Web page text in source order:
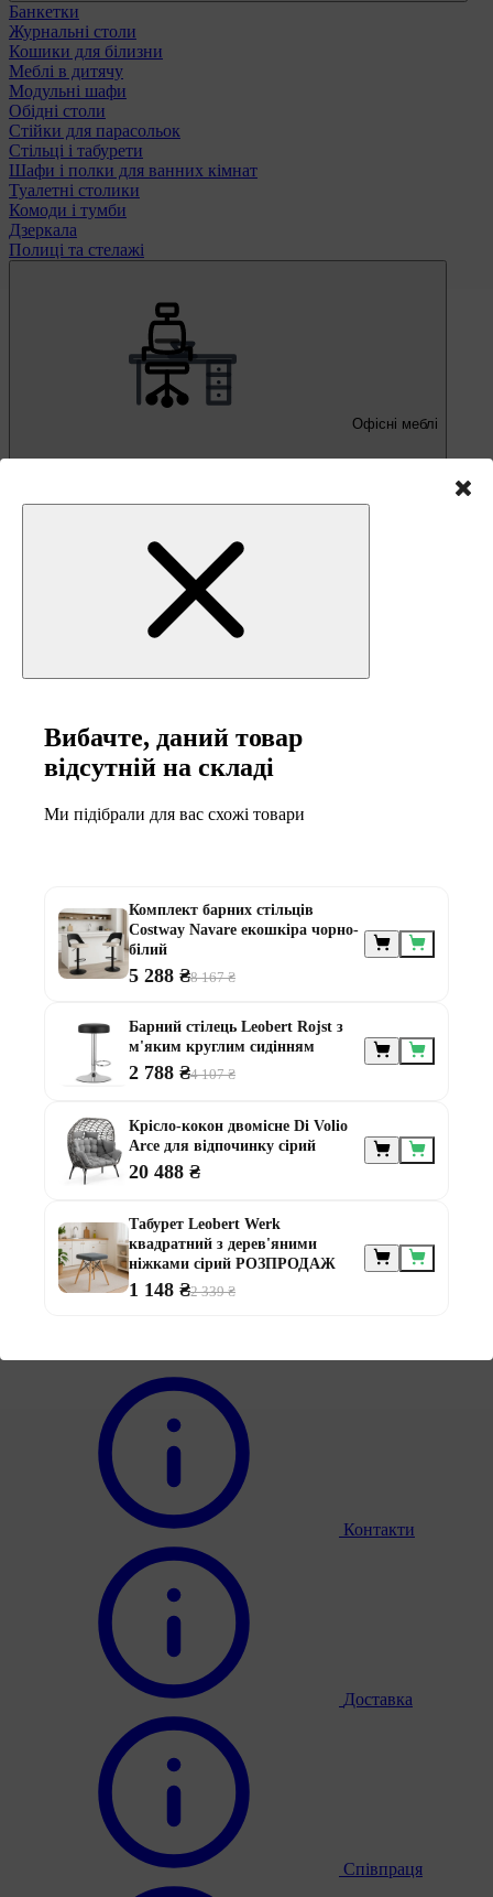
Банкетки
Журнальні столи
Кошики для білизни
Меблі в дитячу
Модульні шафи
Обідні столи
Стійки для парасольок
Стільці і табурети
Шафи і полки для ванних кімнат
Туалетні столики
Комоди і тумби
Дзеркала
Полиці та стелажі
Офісні меблі
Письмові та комп'ютерні столи
Офісні крісла та стільці
кемпінгу
Меблі для балконів
Меблі для дачі
Меблі для тераси
Модульні меблі з ротанга
Контакти
Доставка
Співпраця
Вибачте, даний товар
відсутній на складі
Ми підібрали для вас схожі товари
Комплект барних стільців
Costway Navare екошкіра чорно-
білий
5 288 ₴8 167 ₴
Барний стілець Leobert Rojst з
м'яким круглим сидінням
2 788 ₴4 107 ₴
Крісло-кокон двомісне Di Volio
Arce для відпочинку сірий
20 488 ₴
Табурет Leobert Werk
квадратний з дерев'яними
ніжками сірий РОЗПРОДАЖ
1 148 ₴2 339 ₴